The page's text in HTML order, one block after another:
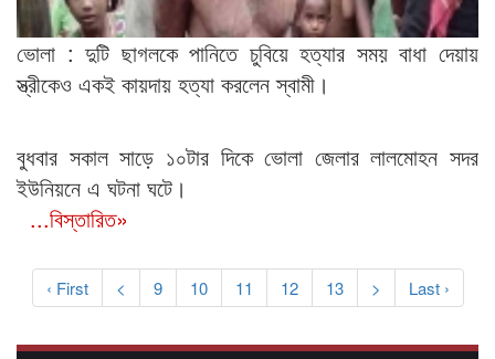
ভোলা : দুটি ছাগলকে পানিতে চুবিয়ে হত্যার সময় বাধা দেয়ায়
স্ত্রীকেও একই কায়দায় হত্যা করলেন স্বামী।
বুধবার সকাল সাড়ে ১০টার দিকে ভোলা জেলার লালমোহন সদর
ইউনিয়নে এ ঘটনা ঘটে।
...বিস্তারিত»
‹ First < 9 10 11 12 13 > Last ›